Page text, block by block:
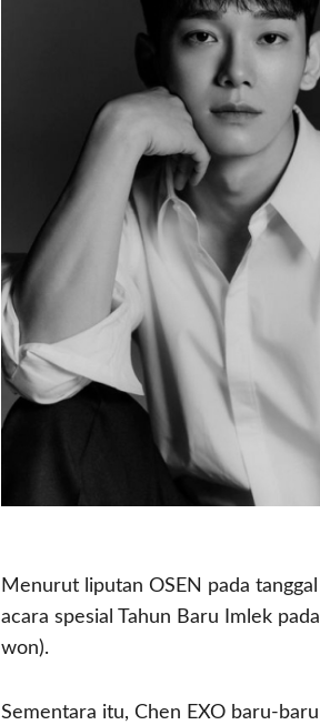
Menurut liputan OSEN pada
acara spesial Tahun Baru Imlek
won).
Sementara itu, Chen EXO baru-